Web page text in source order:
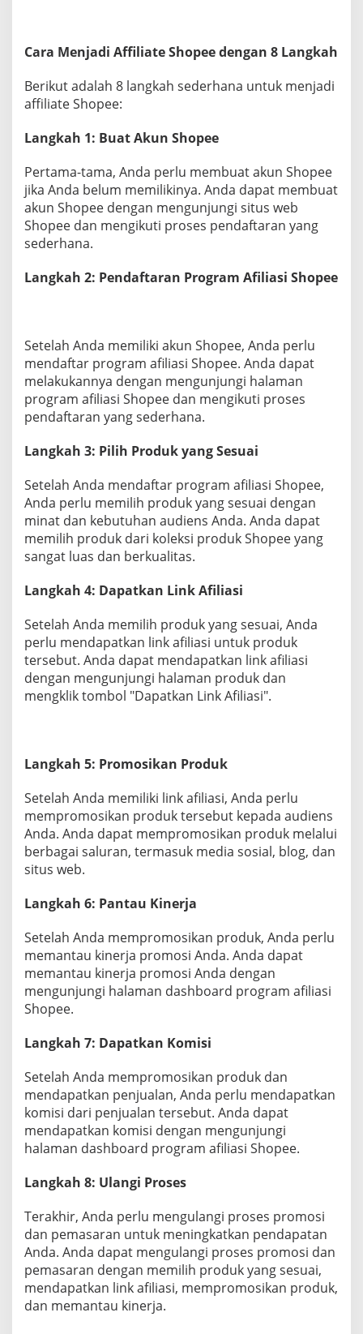
Cara Menjadi Affiliate Shopee dengan 8 Langkah
Berikut adalah 8 langkah sederhana untuk menjadi
affiliate Shopee:
Langkah 1: Buat Akun Shopee
Pertama-tama, Anda perlu membuat akun Shopee
jika Anda belum memilikinya. Anda dapat membuat
akun Shopee dengan mengunjungi situs web
Shopee dan mengikuti proses pendaftaran yang
sederhana.
Langkah 2: Pendaftaran Program Afiliasi Shopee
Setelah Anda memiliki akun Shopee, Anda perlu
mendaftar program afiliasi Shopee. Anda dapat
melakukannya dengan mengunjungi halaman
program afiliasi Shopee dan mengikuti proses
pendaftaran yang sederhana.
Langkah 3: Pilih Produk yang Sesuai
Setelah Anda mendaftar program afiliasi Shopee,
Anda perlu memilih produk yang sesuai dengan
minat dan kebutuhan audiens Anda. Anda dapat
memilih produk dari koleksi produk Shopee yang
sangat luas dan berkualitas.
Langkah 4: Dapatkan Link Afiliasi
Setelah Anda memilih produk yang sesuai, Anda
perlu mendapatkan link afiliasi untuk produk
tersebut. Anda dapat mendapatkan link afiliasi
dengan mengunjungi halaman produk dan
mengklik tombol "Dapatkan Link Afiliasi".
Langkah 5: Promosikan Produk
Setelah Anda memiliki link afiliasi, Anda perlu
mempromosikan produk tersebut kepada audiens
Anda. Anda dapat mempromosikan produk melalui
berbagai saluran, termasuk media sosial, blog, dan
situs web.
Langkah 6: Pantau Kinerja
Setelah Anda mempromosikan produk, Anda perlu
memantau kinerja promosi Anda. Anda dapat
memantau kinerja promosi Anda dengan
mengunjungi halaman dashboard program afiliasi
Shopee.
Langkah 7: Dapatkan Komisi
Setelah Anda mempromosikan produk dan
mendapatkan penjualan, Anda perlu mendapatkan
komisi dari penjualan tersebut. Anda dapat
mendapatkan komisi dengan mengunjungi
halaman dashboard program afiliasi Shopee.
Langkah 8: Ulangi Proses
Terakhir, Anda perlu mengulangi proses promosi
dan pemasaran untuk meningkatkan pendapatan
Anda. Anda dapat mengulangi proses promosi dan
pemasaran dengan memilih produk yang sesuai,
mendapatkan link afiliasi, mempromosikan produk,
dan memantau kinerja.